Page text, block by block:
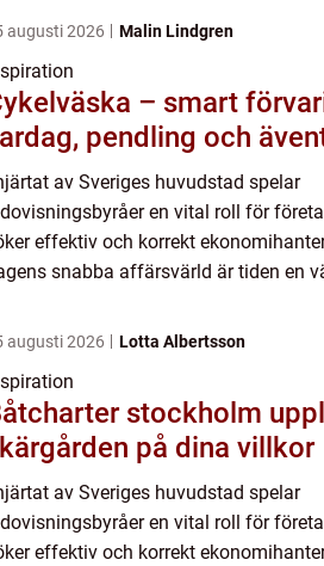
augusti 2026 Malin Lindgren
– smart
pendling och
av Sveriges huvudstad spelar
en vital roll för
effektiv och korrekt
snabba affärsvärld är tiden en
augusti 2026 Lotta Albertsson
stockholm upplev
på dina villkor
av Sveriges huvudstad spelar
en vital roll för
effektiv och korrekt